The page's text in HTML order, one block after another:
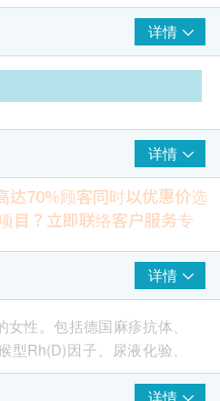
详情
详情
达70%顾客同时以优惠价选
目？立即联络客户服务专
助檢驗是否感染愛滋病病毒
况是否正常
详情
性。包括德国麻疹抗体、
Rh(D)因子、尿液化验、